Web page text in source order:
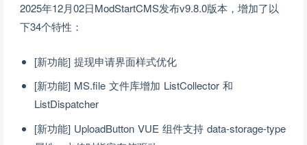
2025年12月02日ModStartCMS发布v9.8.0版本，增加了以
下34个特性：
[新功能] 提现申请界面样式优化
[新功能] MS.file 文件库增加 ListCollector 和
ListDispatcher
[新功能] UploadButton VUE 组件支持 data-storage-type